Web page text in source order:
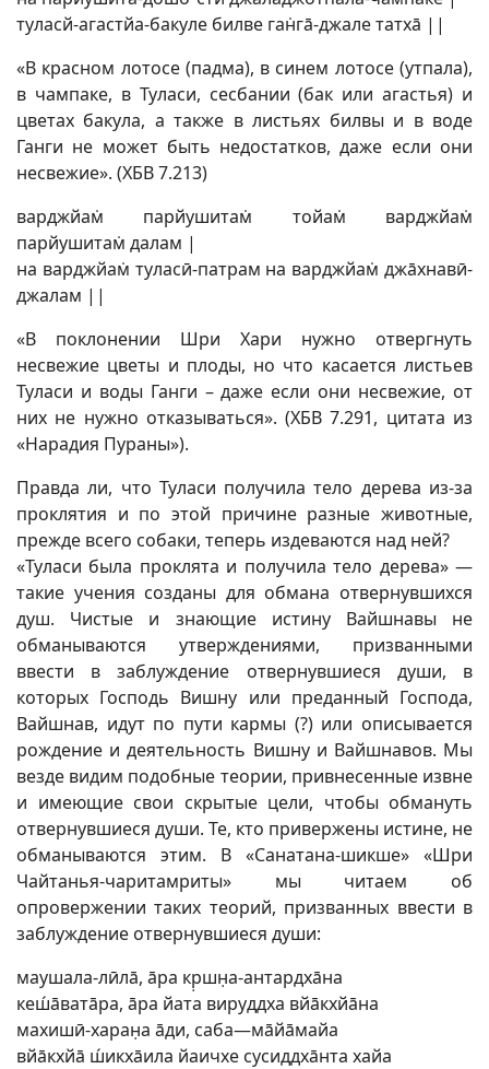
туласй-агастйа-бакуле билве ган̇гā-джале татхā ||
«В красном лотосе (падма), в синем лотосе (утпала),
в чампаке, в Туласи, сесбании (бак или агастья) и
цветах бакула, а также в листьях билвы и в воде
Ганги не может быть недостатков, даже если они
несвежие». (ХБВ 7.213)
варджйам̇ парйушитам̇ тойам̇ варджйам̇
парйушитам̇ далам |
на варджйам̇ туласӣ-патрам на варджйам̇ джāхнавӣ-
джалам ||
«В поклонении Шри Хари нужно отвергнуть
несвежие цветы и плоды, но что касается листьев
Туласи и воды Ганги – даже если они несвежие, от
них не нужно отказываться». (ХБВ 7.291, цитата из
«Нарадия Пураны»).
Правда ли, что Туласи получила тело дерева из-за
проклятия и по этой причине разные животные,
прежде всего собаки, теперь издеваются над ней?
«Туласи была проклята и получила тело дерева» —
такие учения созданы для обмана отвернувшихся
душ. Чистые и знающие истину Вайшнавы не
обманываются утверждениями, призванными
ввести в заблуждение отвернувшиеся души, в
которых Господь Вишну или преданный Господа,
Вайшнав, идут по пути кармы (?) или описывается
рождение и деятельность Вишну и Вайшнавов. Мы
везде видим подобные теории, привнесенные извне
и имеющие свои скрытые цели, чтобы обмануть
отвернувшиеся души. Те, кто привержены истине, не
обманываются этим. В «Санатана-шикше» «Шри
Чайтанья-чаритамриты» мы читаем об
опровержении таких теорий, призванных ввести в
заблуждение отвернувшиеся души:
маушала-лӣлā, āра кр̣шн̣а-антардхāна
кеш́āватāра, āра йата вируддха вйāкхйāна
махишӣ-харан̣а āди, саба—мāйāмайа
вйāкхйā ш́икхāила йаичхе сусиддхāнта хайа